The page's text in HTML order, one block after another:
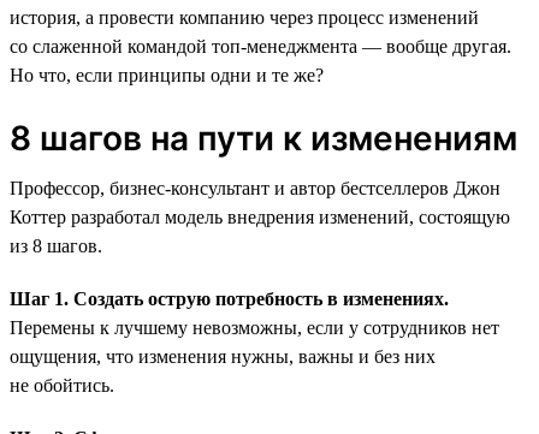
история, а провести компанию через процесс изменений
со слаженной командой топ-менеджмента — вообще другая.
Но что, если принципы одни и те же?
8 шагов на пути к изменениям
Профессор, бизнес-консультант и автор бестселлеров Джон
Коттер разработал модель внедрения изменений, состоящую
из 8 шагов.
Шаг 1. Создать острую потребность в изменениях.
Перемены к лучшему невозможны, если у сотрудников нет
ощущения, что изменения нужны, важны и без них
не обойтись.